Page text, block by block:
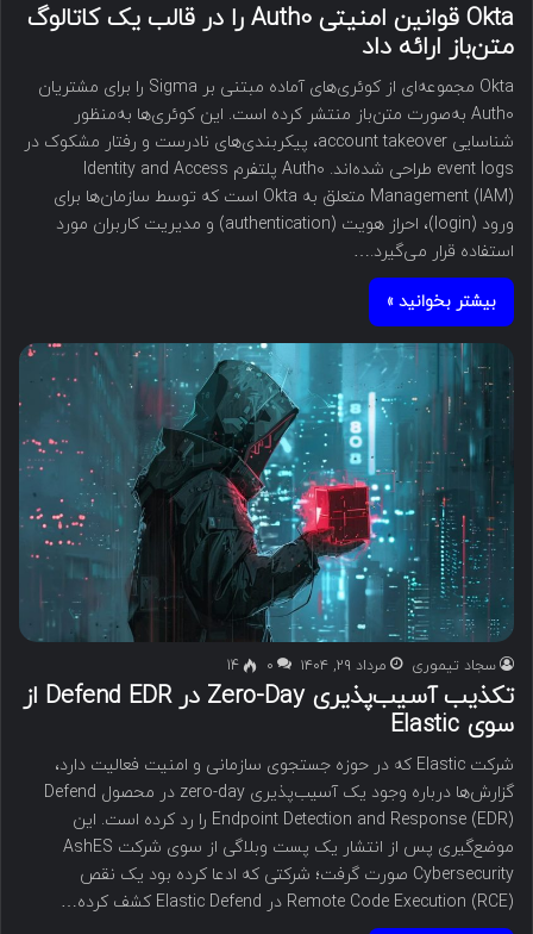
Okta قوانین امنیتی Auth0 را در قالب یک کاتالوگ
متن‌باز ارائه داد
Okta مجموعه‌ای از کوئری‌های آماده مبتنی بر Sigma را برای مشتریان
Auth0 به‌صورت متن‌باز منتشر کرده است. این کوئری‌ها به‌منظور
شناسایی account takeover، پیکربندی‌های نادرست و رفتار مشکوک در
event logs طراحی شده‌اند. Auth0 پلتفرم Identity and Access
Management (IAM) متعلق به Okta است که توسط سازمان‌ها برای
ورود (login)، احراز هویت (authentication) و مدیریت کاربران مورد
استفاده قرار می‌گیرد.…
بیشتر بخوانید »
سجاد تیموری مرداد ۲۹, ۱۴۰۴ ۰ 14
تکذیب آسیب‌پذیری Zero-Day در Defend EDR از
سوی Elastic
شرکت Elastic که در حوزه جستجوی سازمانی و امنیت فعالیت دارد،
گزارش‌ها درباره وجود یک آسیب‌پذیری zero-day در محصول Defend
Endpoint Detection and Response (EDR) را رد کرده است. این
موضع‌گیری پس از انتشار یک پست وبلاگی از سوی شرکت AshES
Cybersecurity صورت گرفت؛ شرکتی که ادعا کرده بود یک نقص
Remote Code Execution (RCE) در Elastic Defend کشف کرده…